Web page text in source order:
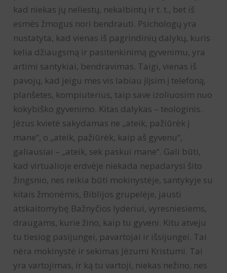
kad niekas jų neliestų, nekalbintų ir t. t., bet iš
esmės žmogus nori bendrauti. Psichologų yra
nustatyta, kad vienas iš pagrindinių dalykų, kuris
kelia džiaugsmą ir pasitenkinimą gyvenimu, yra
artimi santykiai, bendravimas. Taigi, vienas iš
pavojų, kad jeigu mes vis labiau įlįsim į telefoną,
planšetes, kompiuterius, taip save izoliuosim nuo
kokybiško gyvenimo. Kitas dalykas – teologinis.
Jėzus kvietė sakydamas ne „ateik, pažiūrėk į
mane“, o „ateik, pažiūrėk, kaip aš gyvenu“,
galiausiai – „ateik, sek paskui mane“. Gali būti,
kad virtualioje erdvėje niekada nepadarysi šito
žingsnio, nes reikia būti mokinystėje, santykyje su
kitais žmonėmis, Biblijos grupelėje, jausti
atskaitomybę Bažnyčios lyderiui, vyresniesiems,
draugams, kurie žino, kaip tu gyveni. Kitu atveju
tu tiesiog pasijungei, pavartojai ir išsijungei. Tai
nėra mokinystė ir sekimas Jėzumi Kristumi. Tai
yra vartojimas, ir ką tu vartoji, niekas nežino, nes